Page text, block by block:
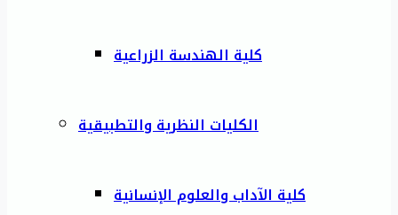
كلية الهندسة الزراعية
الكليات النظرية والتطبيقية
كلية الآداب والعلوم الإنسانية